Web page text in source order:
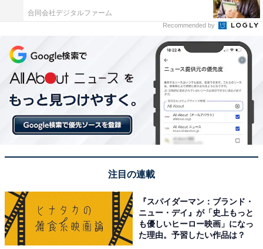
#コンビニ兄弟】🏪👬
総合・毎週火曜夜10時(全10回)
＼💐明日第３回💐／
【フェロモン・ミツ】in テンダネス🌷
【ワイルド・ツギ】in 門司港🚚🐥
対照的な２人の兄弟バディを熱演中❗️
オフショットをお届けします✨
#どくさいスイッチ企画
第2回👇https://t.co/MnqPKlPi7a
pic.twitter.com/BEf3x913BV
合同会社デジタルファーム
Recommended by
注目の連載
『スパイダーマン：ブランド・
ニュー・デイ』が「史上もっと
も優しいヒーロー映画」になっ
た理由。予習したい作品は？